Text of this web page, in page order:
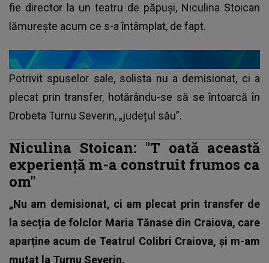
fie director la un teatru de păpuși, Niculina Stoican
lămurește acum ce s-a întâmplat, de fapt.
Potrivit spuselor sale, solista nu a demisionat, ci a
plecat prin transfer, hotărându-se să se întoarcă în
Drobeta Turnu Severin, „județul său”.
Niculina Stoican: "T oată această
experiență m-a construit frumos ca
om"
„Nu am demisionat, ci am plecat prin transfer de
la secția de folclor Maria Tănase din Craiova, care
aparține acum de Teatrul Colibri Craiova, și m-am
mutat la Turnu Severin.